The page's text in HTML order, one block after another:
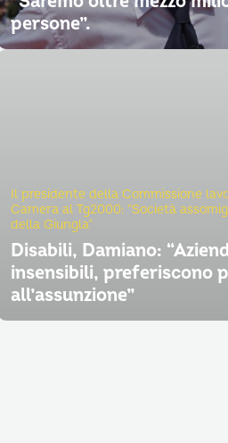
persone”.
Il presidente della Commissione
Camera al Tg2000: “Società
della Giungla”
Disabili, Damiano:
insensibili, preferiscono
all’assunzione”